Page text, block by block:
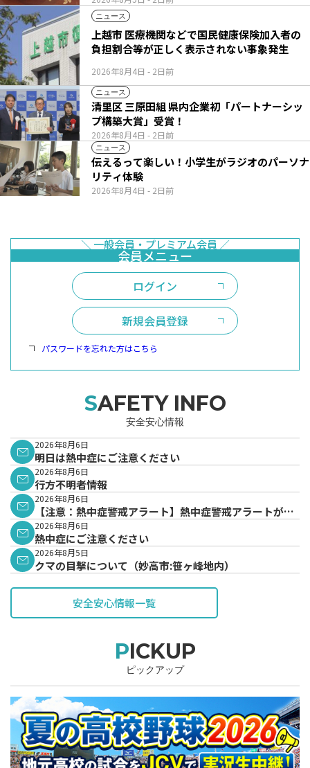
ニュース
2026年8月4日 - 2日前
上越市 医療機関などで国民健康保険加入者の
負担割合等が正しく表示されない事象発生
ニュース
2026年8月4日 - 2日前
清里区 三原田組 県内企業初「パートナーシッ
プ構築大賞」受賞！
ニュース
2026年8月4日 - 2日前
伝えるって楽しい！小学生がラジオのパーソナ
リティ体験
ログイン
新規会員登録
パスワードを忘れた方はこちら
SAFETY INFO
安全安心情報
2026年8月6日
明日は熱中症にご注意ください
2026年8月6日
行方不明者情報
2026年8月6日
【注意：熱中症警戒アラート】熱中症警戒アラートが発
表されています。
2026年8月6日
熱中症にご注意ください
2026年8月5日
クマの目撃について（妙高市:笹ヶ峰地内）
安全安心情報一覧
PICKUP
ピックアップ